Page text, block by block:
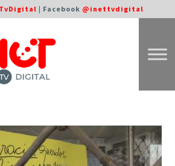
| Facebook @inettvdigital